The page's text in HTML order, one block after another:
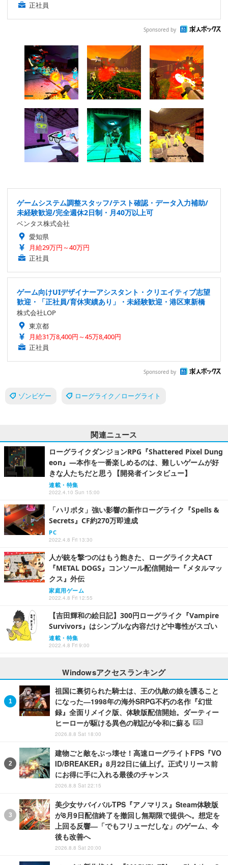
正社員
Sponsored by
ゲームシステム調整スタッフ/テスト確認・データ入力補助/
未経験歓迎/完全週休2日制・月40万以上可
ベンタス株式会社
愛知県
月給29万円～40万円
正社員
ゲーム向けUIデザイナーアシスタント・クリエイティブ志望
歓迎・「正社員/育休実績あり」・未経験歓迎・港区東新橋
株式会社LOP
東京都
月給31万8,400円～45万8,400円
正社員
Sponsored by
ゾンビゲー ローグライク／ローグライト
関連ニュース
ローグライクダンジョンRPG『Shattered Pixel Dung
eon』―本作を一番楽しめるのは、難しいゲームが好
きな人たちだと思う【開発者インタビュー】
連載・特集
2022.4.10 Sun 15:00
「ハリポタ」強い影響の新作ローグライク『Spells &
Secrets』CF約270万即達成
PC
2022.4.8 Fri 13:30
人が銃を撃つのはもう飽きた、ローグライク犬ACT
『METAL DOGS』コンソール配信開始ー『メタルマッ
クス』外伝
家庭用ゲーム
2022.4.8 Fri 12:55
【吉田輝和の絵日記】300円ローグライク『Vampire
Survivors』はシンプルな内容だけど中毒性がスゴい
連載・特集
2022.4.8 Fri 9:00
Windowsアクセスランキング
祖国に裏切られた騎士は、王の仇敵の娘を護ること
になった―1998年の海外SRPG不朽の名作『幻世
録』全面リメイク版、体験版配信開始。ダーティー
ヒーローが駆ける異色の戦記が令和に蘇る
PR
2026.8.8 Sat 18:00
建物ごと敵をぶっ壊せ！高速ローグライトFPS『VO
ID/BREAKER』8月22日に値上げ。正式リリース前
にお得に手に入れる最後のチャンス
2026.8.8 Sat 22:15
美少女サバイバルTPS『アノマリス』Steam体験版
が8月9日配信終了を撤回し無期限で提供へ。想定を
上回る反響―「でもフリューだしな」のゲーム、今
後も改善へ
2026.8.8 Sat 20:00